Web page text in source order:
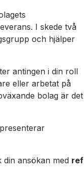
I skede två
och hjälper
antingen i din roll
eller arbetat på
bolag är det
din ansökan med ref